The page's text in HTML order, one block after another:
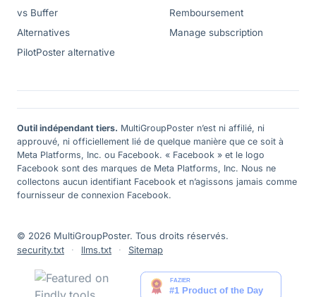
vs Buffer
Alternatives
PilotPoster alternative
Remboursement
Manage subscription
Outil indépendant tiers. MultiGroupPoster n’est ni affilié, ni
approuvé, ni officiellement lié de quelque manière que ce soit à
Meta Platforms, Inc. ou Facebook. « Facebook » et le logo
Facebook sont des marques de Meta Platforms, Inc. Nous ne
collectons aucun identifiant Facebook et n’agissons jamais comme
fournisseur de connexion Facebook.
© 2026 MultiGroupPoster. Tous droits réservés.
security.txt
· llms.txt · Sitemap